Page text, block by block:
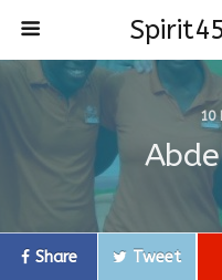
10
Share Tweet